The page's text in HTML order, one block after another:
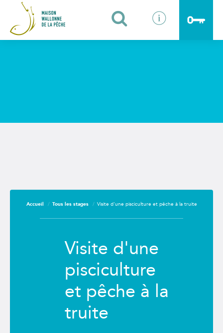
Accueil Tous les stages Visite d'une pisciculture et pêche à la truite
Visite d'une
pisciculture
et pêche à la
truite